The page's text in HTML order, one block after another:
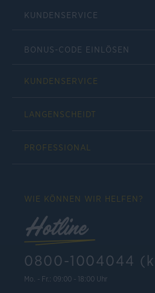
KUNDENSERVICE
BONUS-CODE EINLÖSEN
KUNDENSERVICE
LANGENSCHEIDT
PROFESSIONAL
WIE KÖNNEN WIR HELFEN?
Hotline
0800-1004044
Mo. - Fr.: 09:00 - 18:00 Uhr